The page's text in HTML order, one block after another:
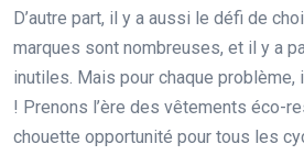
D’autre part, il y a aussi le défi de
marques sont nombreuses, et il y a
inutiles. Mais pour chaque problème,
! Prenons l’ère des vêtements éco-
chouette opportunité pour tous les